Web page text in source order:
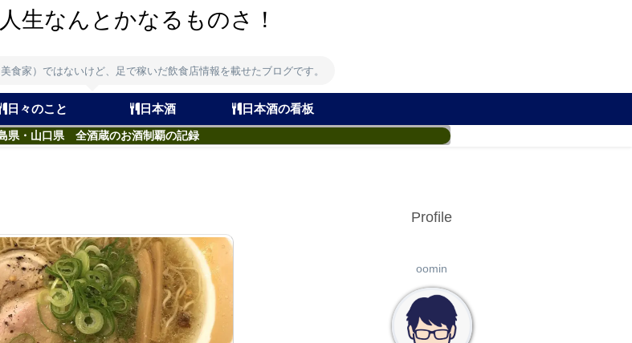
生なんとかなるものさ！
食家）ではないけど、足で稼いだ飲食店情報を載せたブログです。
日々のこと 日本酒 日本酒の看板
県・山口県 全酒蔵のお酒制覇の記録
Profile
oomin